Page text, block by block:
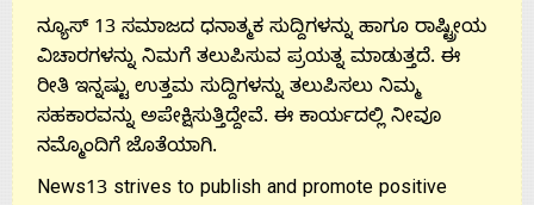
ನ್ಯೂಸ್ 13 ಸಮಾಜದ ಧನಾತ್ಮಕ ಸುದ್ದಿಗಳನ್ನು ಹಾಗೂ ರಾಷ್ಟ್ರೀಯ
ವಿಚಾರಗಳನ್ನು ನಿಮಗೆ ತಲುಪಿಸುವ ಪ್ರಯತ್ನ ಮಾಡುತ್ತದೆ. ಈ
ರೀತಿ ಇನ್ನಷ್ಟು ಉತ್ತಮ ಸುದ್ದಿಗಳನ್ನು ತಲುಪಿಸಲು ನಿಮ್ಮ
ಸಹಕಾರವನ್ನು ಅಪೇಕ್ಷಿಸುತ್ತಿದ್ದೇವೆ. ಈ ಕಾರ್ಯದಲ್ಲಿ ನೀವೂ
ನಮ್ಮೊಂದಿಗೆ ಜೊತೆಯಾಗಿ.
News13 strives to publish and promote positive